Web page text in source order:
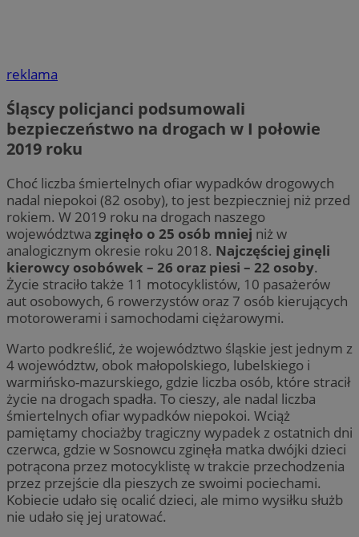
reklama
Śląscy policjanci podsumowali
bezpieczeństwo na drogach w I połowie
2019 roku
Choć liczba śmiertelnych ofiar wypadków drogowych
nadal niepokoi (82 osoby), to jest bezpieczniej niż przed
rokiem. W 2019 roku na drogach naszego
województwa zginęło o 25 osób mniej niż w
analogicznym okresie roku 2018. Najczęściej ginęli
kierowcy osobówek – 26 oraz piesi – 22 osoby.
Życie straciło także 11 motocyklistów, 10 pasażerów
aut osobowych, 6 rowerzystów oraz 7 osób kierujących
motorowerami i samochodami ciężarowymi.
Warto podkreślić, że województwo śląskie jest jednym z
4 województw, obok małopolskiego, lubelskiego i
warmińsko-mazurskiego, gdzie liczba osób, które stracił
życie na drogach spadła. To cieszy, ale nadal liczba
śmiertelnych ofiar wypadków niepokoi. Wciąż
pamiętamy chociażby tragiczny wypadek z ostatnich dni
czerwca, gdzie w Sosnowcu zginęła matka dwójki dzieci
potrącona przez motocyklistę w trakcie przechodzenia
przez przejście dla pieszych ze swoimi pociechami.
Kobiecie udało się ocalić dzieci, ale mimo wysiłku służb
nie udało się jej uratować.